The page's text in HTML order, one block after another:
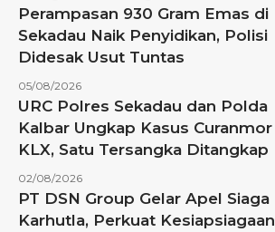
Perampasan 930 Gram Emas di
Sekadau Naik Penyidikan, Polisi
Didesak Usut Tuntas
05/08/2026
URC Polres Sekadau dan Polda
Kalbar Ungkap Kasus Curanmor
KLX, Satu Tersangka Ditangkap
02/08/2026
PT DSN Group Gelar Apel Siaga
Karhutla, Perkuat Kesiapsiagaan